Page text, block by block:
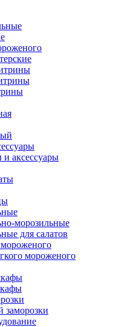
и аксессуары
морозильные
для салатов
мороженого